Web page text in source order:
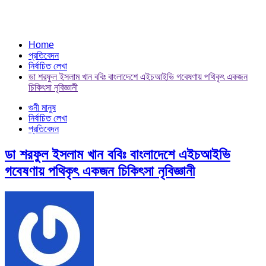
Home
প্রতিবেদন
নির্বাচিত লেখা
ডা শরফুল ইসলাম খান ববিঃ বাংলাদেশে এইচআইভি গবেষণায় পথিকৃৎ একজন
চিকিৎসা নৃবিজ্ঞানী
গুনী মানুষ
নির্বাচিত লেখা
প্রতিবেদন
ডা শরফুল ইসলাম খান ববিঃ বাংলাদেশে এইচআইভি
গবেষণায় পথিকৃৎ একজন চিকিৎসা নৃবিজ্ঞানী